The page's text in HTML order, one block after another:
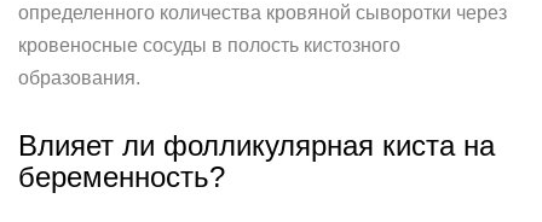
определенного количества кровяной сыворотки через
кровеносные сосуды в полость кистозного
образования.
Влияет ли фолликулярная киста на
беременность?